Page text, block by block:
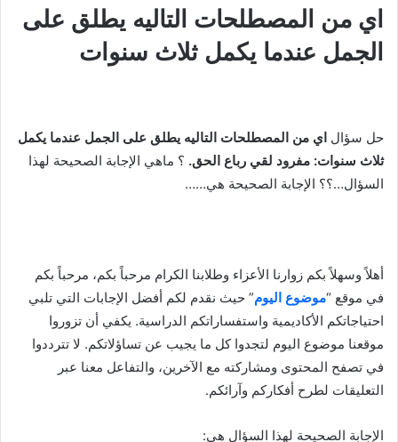
اي من المصطلحات التاليه يطلق على
الجمل عندما يكمل ثلاث سنوات
حل سؤال اي من المصطلحات التاليه يطلق على الجمل عندما يكمل
ثلاث سنوات: مفرود لقي رباع الحق. ؟ ماهي الإجابة الصحيحة لهذا
السؤال…؟؟ الإجابة الصحيحة هي……
أهلاً وسهلاً بكم زوارنا الأعزاء وطلابنا الكرام مرحباً بكم، مرحباً بكم
في موقع “موضوع اليوم” حيث نقدم لكم أفضل الإجابات التي تلبي
احتياجاتكم الأكاديمية واستفساراتكم الدراسية. يكفي أن تزوروا
موقعنا موضوع اليوم لتجدوا كل ما يجيب عن تساؤلاتكم. لا تترددوا
في تصفح المحتوى ومشاركته مع الآخرين، والتفاعل معنا عبر
التعليقات لطرح أفكاركم وآرائكم.
الإجابة الصحيحة لهذا السؤال هي: